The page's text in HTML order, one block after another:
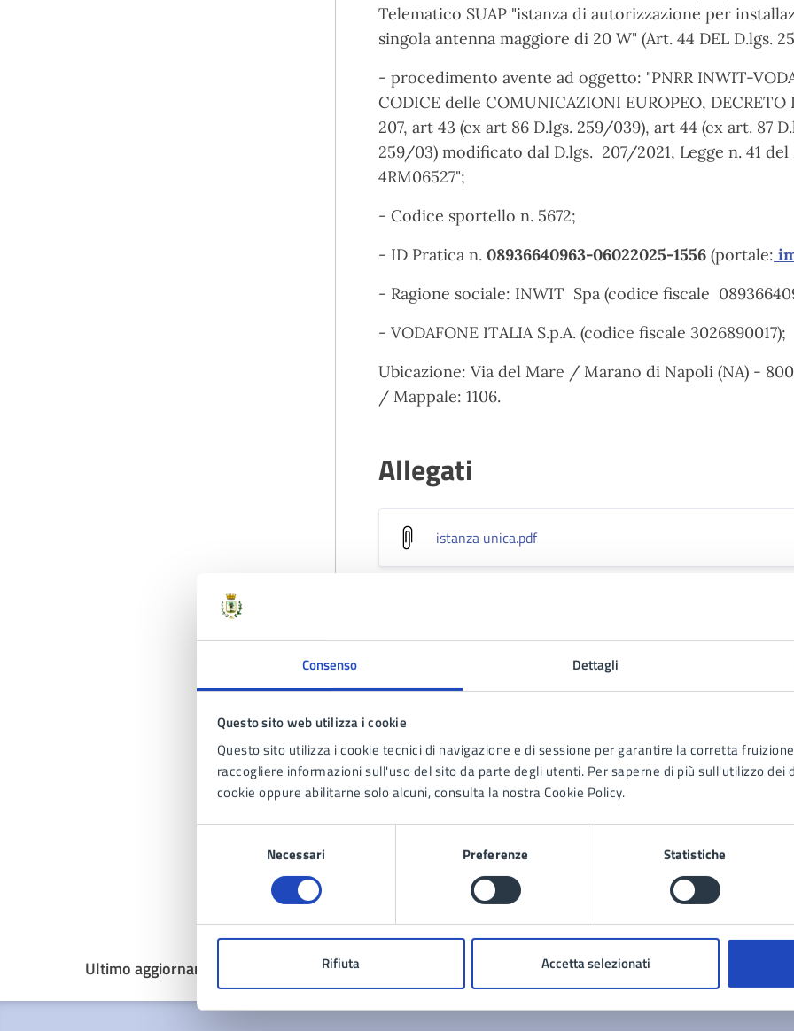
Consenso Dettagli
Questo sito web utilizza i cookie
Questo sito utilizza i cookie tecnici di navigazione e di sessione per garantire la corretta
raccogliere informazioni sull'uso del sito da parte degli utenti. Per saperne di più sull'utilizzo dei
cookie oppure abilitarne solo alcuni, consulta la nostra Cookie Policy.
Necessari Preferenze Statistiche
Rifiuta Accetta selezionati
Telematico SUAP "istanza di autorizzazione per
singola antenna maggiore di 20 W" (Art. 44 DEL D.lgs.
- procedimento avente ad oggetto: "PNRR INWIT-
CODICE delle COMUNICAZIONI EUROPEO, DECRETO
207, art 43 (ex art 86 D.lgs. 259/039), art 44 (ex art. 87
259/03) modificato dal D.lgs. 207/2021, Legge n. 41 del
4RM06527";
- Codice sportello n. 5672;
- ID Pratica n. 08936640963-06022025-1556 (portale:
- Ragione sociale: INWIT Spa (codice fiscale
- VODAFONE ITALIA S.p.A. (codice fiscale 3026890017);
Ubicazione: Via del Mare / Marano di Napoli (NA) -
/ Mappale: 1106.
Allegati
istanza unica.pdf
A cura di
Ufficio Amministrazione
generale
C.so Europa n. 82, 80016
Ultimo aggiornamento: 28/04/2025, 14:46